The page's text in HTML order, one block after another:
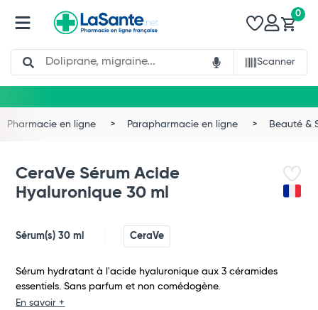
Search
Scanner
0
Pharmacie en ligne Parapharmacie en ligne Beauté &
CeraVe Sérum Acide
Hyaluronique 30 ml
Sérum(s) 30 ml CeraVe
Sérum hydratant à l'acide hyaluronique aux 3 céramides
essentiels. Sans parfum et non comédogène.
En savoir +